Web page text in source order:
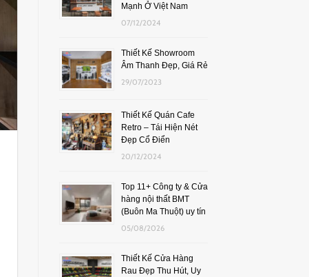
Mạnh Ở Việt Nam
07/12/2024
Thiết Kế Showroom
Âm Thanh Đẹp, Giá Rẻ
29/07/2023
Thiết Kế Quán Cafe
Retro – Tái Hiện Nét
Đẹp Cổ Điển
20/12/2024
Top 11+ Công ty & Cửa
hàng nội thất BMT
(Buôn Ma Thuột) uy tín
05/08/2026
Thiết Kế Cửa Hàng
Rau Đẹp Thu Hút, Uy